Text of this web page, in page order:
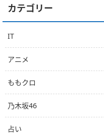
カテゴリー
IT
アニメ
ももクロ
乃木坂46
占い